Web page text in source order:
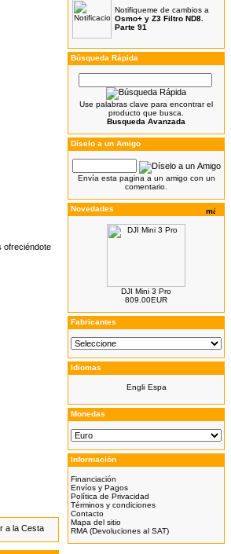
ofreciéndote
Notifiqueme de cambios a
Osmo+ y Z3 Filtro ND8.
Parte 91
Búsqueda Rápida
Use palabras clave para encontrar el
producto que busca.
Busqueda Avanzada
Díselo a un Amigo
Envía esta pagina a un amigo con un
comentario.
Novedades
DJI Mini 3 Pro
809.00EUR
Fabricantes
Idiomas
Monedas
Información
Financiación
Envíos y Pagos
Política de Privacidad
Términos y condiciones
Contacto
Mapa del sitio
RMA (Devoluciones al SAT)